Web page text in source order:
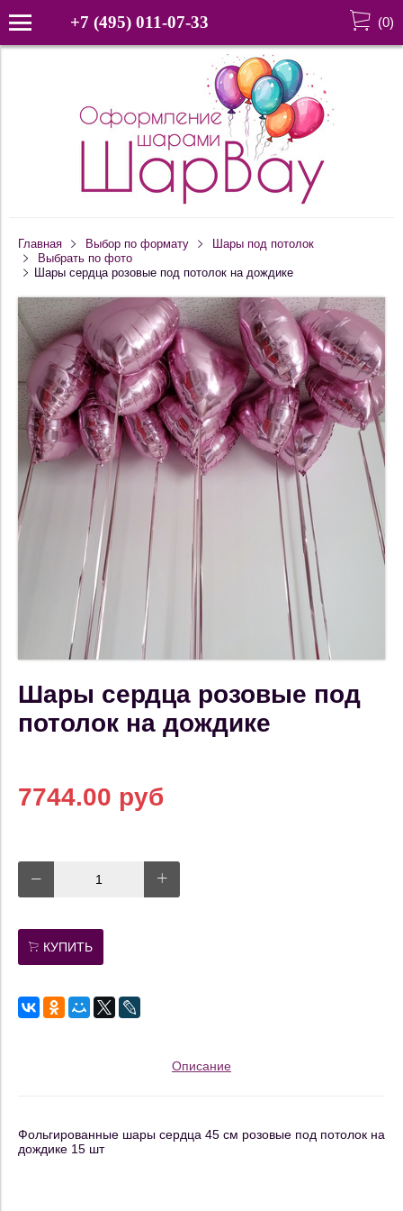
+7 (495) 011-07-33 (0)
Главная Выбор по формату
Шары под потолок
Выбрать по фото
Шары сердца розовые под потолок на дождике
Шары сердца розовые под
потолок на дождике
7744.00 руб
КУПИТЬ
Описание
Фольгированные шары сердца 45 см розовые под потолок на
дождике 15 шт